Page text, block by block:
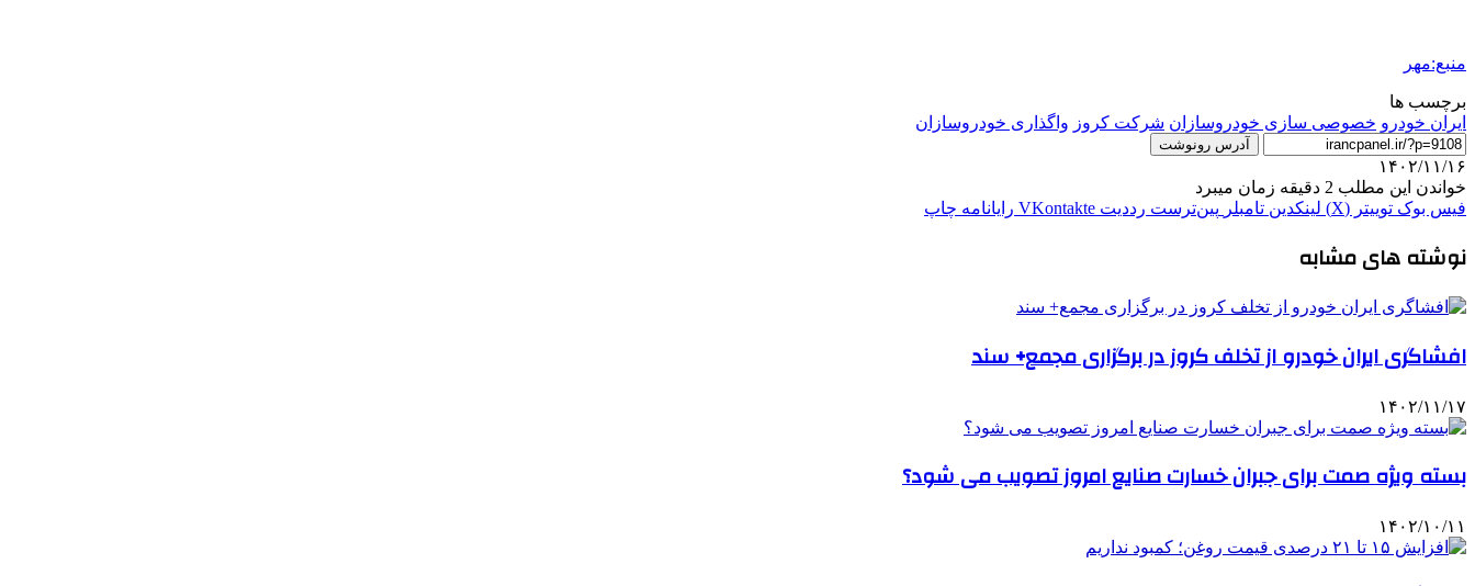
منبع:مهر
برچسب ها
ایران خودرو خصوصی سازی خودروسازان شرکت کروز واگذاری خودروسازان
آدرس رونوشت
۱۴۰۲/۱۱/۱۶
خواندن این مطلب 2 دقیقه زمان میبرد
فیس بوک توییتر (X) لینکدین ‫تامبلر ‫پین‌ترست ‫رددیت ‫VKontakte رایانامه چاپ
نوشته های مشابه
افشاگری ایران خودرو از تخلف کروز در برگزاری مجمع+ سند
۱۴۰۲/۱۱/۱۷
بسته ویژه صمت برای جبران خسارت صنایع امروز تصویب می شود؟
۱۴۰۲/۱۰/۱۱